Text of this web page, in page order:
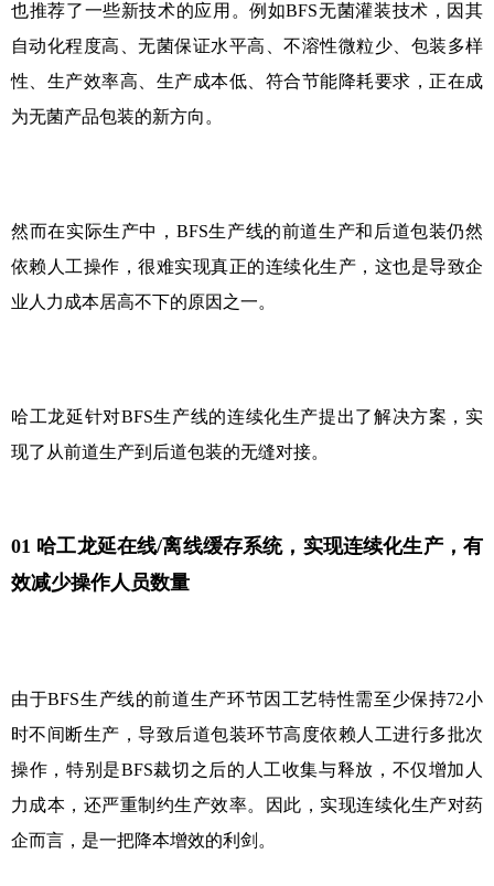
也推荐了一些新技术的应用。例如BFS无菌灌装技术，因其
自动化程度高、无菌保证水平高、不溶性微粒少、包装多样
性、生产效率高、生产成本低、符合节能降耗要求，正在成
为无菌产品包装的新方向。
然而在实际生产中， BFS生产线的前道生产和后道包装仍然
依赖人工操作，很难实现真正的连续化生产，这也是导致企
业人力成本居高不下的原因之一。
哈工龙延针对BFS生产线的连续化生产提出了解决方案，实
现了从前道生产到后道包装的无缝对接。
01 哈工龙延在线/离线缓存系统，实现连续化生产，有
效减少操作人员数量
由于BFS生产线的前道生产环节因工艺特性需至少保持72小
时不间断生产，导致后道包装环节高度依赖人工进行多批次
操作，特别是BFS裁切之后的人工收集与释放，不仅增加人
力成本，还严重制约生产效率。因此，实现连续化生产对药
企而言，是一把降本增效的利剑。